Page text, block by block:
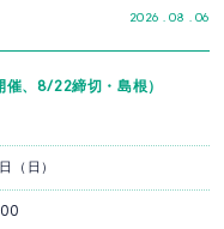
2026 . 08 . 06
、8/22締切・島根）
（日）